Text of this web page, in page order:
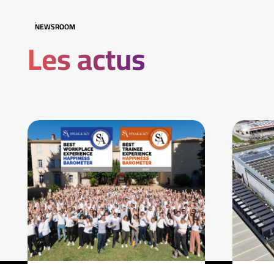
NEWSROOM
Les actus